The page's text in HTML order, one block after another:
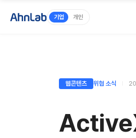
기업 개인
웹콘텐츠 위협 소식